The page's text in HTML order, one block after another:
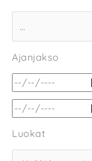
Ajanjakso
Luokat